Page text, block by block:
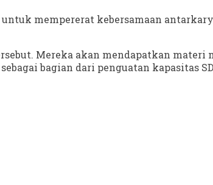
mempererat kebersamaan
Mereka akan mendapatkan
bagian dari penguatan kapasitas